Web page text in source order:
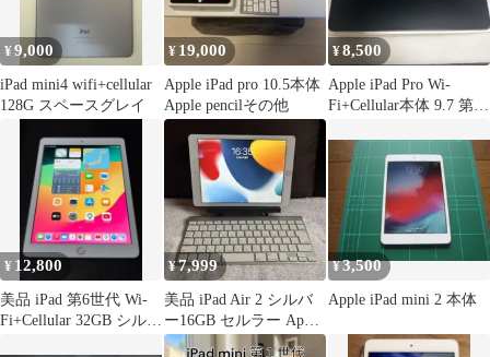
¥9,000
iPad mini4 wifi+cellular
128G スペースグレイ
¥ 19,000
Apple iPad pro 10.5本体
Apple pencilその他
¥8,500
Apple iPad Pro Wi-
Fi+Cellular本体 9.7 第1
¥ 12,800
美品 iPad 第6世代 Wi-
Fi+Cellular 32GB シルバ
¥7,999
美品 iPad Air 2 シルバ
ー16GB セルラー Apple
キーボード付き
¥3,500
Apple iPad mini 2 本体